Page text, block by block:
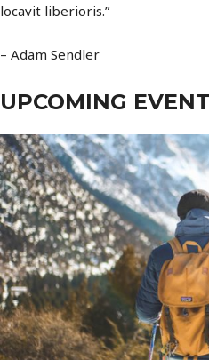
locavit liberioris.”
– Adam Sendler
UPCOMING